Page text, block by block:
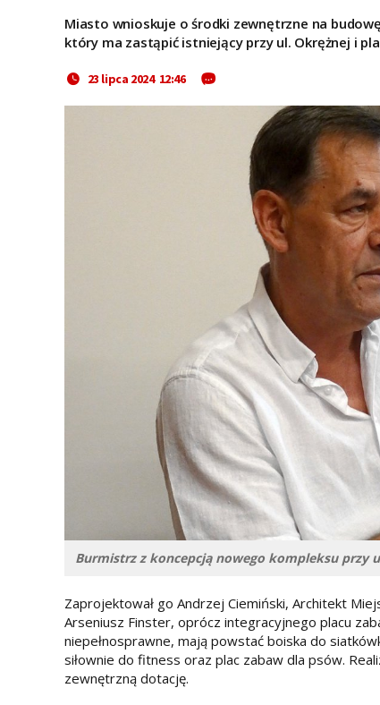
Miasto wnioskuje o środki zewnętrzne na
który ma zastąpić istniejący przy ul. Okrężnej i
23 lipca 2024 12:46
Burmistrz z koncepcją nowego kompleksu przy
Zaprojektował go Andrzej Ciemiński, Architekt
Arseniusz Finster, oprócz integracyjnego placu
niepełnosprawne, mają powstać boiska do
siłownie do fitness oraz plac zabaw dla psów.
zewnętrzną dotację.